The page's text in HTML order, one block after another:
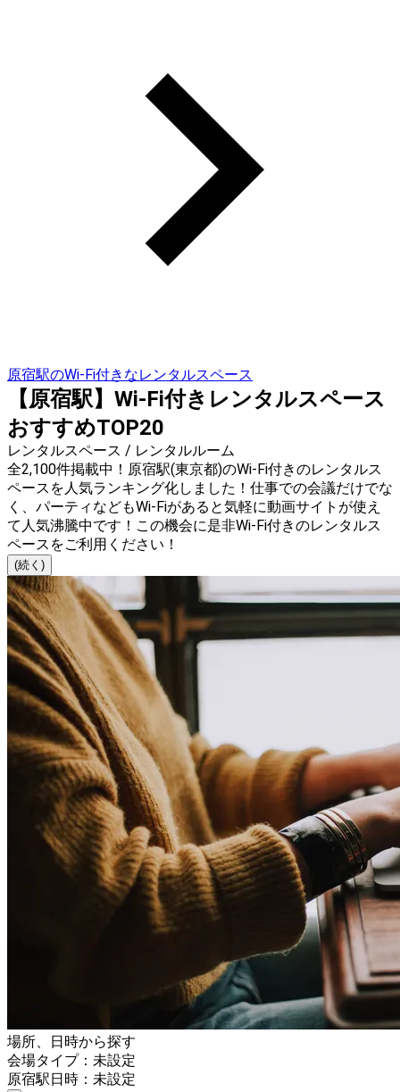
原宿駅のWi-Fi付きなレンタルスペース
【原宿駅】Wi-Fi付きレンタルスペース
おすすめTOP20
レンタルスペース / レンタルルーム
全2,100件掲載中！原宿駅(東京都)のWi-Fi付きのレンタルス
ペースを人気ランキング化しました！仕事での会議だけでな
く、パーティなどもWi-Fiがあると気軽に動画サイトが使え
て人気沸騰中です！この機会に是非Wi-Fi付きのレンタルス
ペースをご利用ください！
(続く)
場所、日時から探す
会場タイプ：未設定
原宿駅日時：未設定